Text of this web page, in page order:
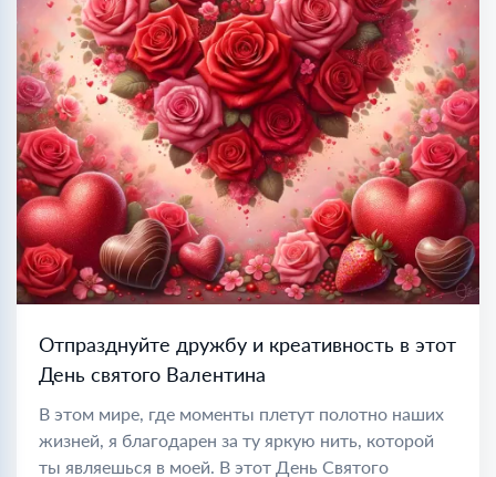
Отпразднуйте дружбу и креативность в этот
День святого Валентина
В этом мире, где моменты плетут полотно наших
жизней, я благодарен за ту яркую нить, которой
ты являешься в моей. В этот День Святого